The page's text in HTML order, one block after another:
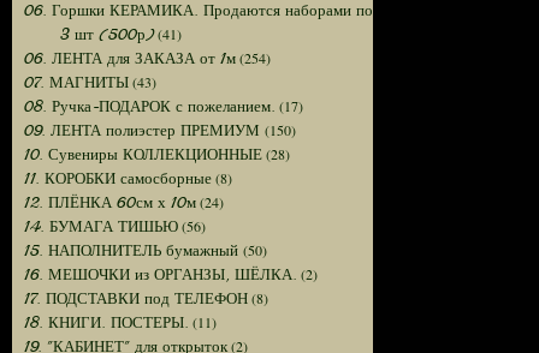
06. Горшки КЕРАМИКА. Продаются наборами по
3 шт (500р)(41)
06. ЛЕНТА для ЗАКАЗА от 1м(254)
07. МАГНИТЫ(43)
08. Ручка-ПОДАРОК с пожеланием. (17)
09. ЛЕНТА полиэстер ПРЕМИУМ (150)
10. Сувениры КОЛЛЕКЦИОННЫЕ(28)
11. КОРОБКИ самосборные(8)
12. ПЛЁНКА 60см х 10м(24)
14. БУМАГА ТИШЬЮ(56)
15. НАПОЛНИТЕЛЬ бумажный (50)
16. МЕШОЧКИ из ОРГАНЗЫ, ШЁЛКА. (2)
17. ПОДСТАВКИ под ТЕЛЕФОН(8)
18. КНИГИ. ПОСТЕРЫ. (11)
19. "КАБИНЕТ" для открыток(2)